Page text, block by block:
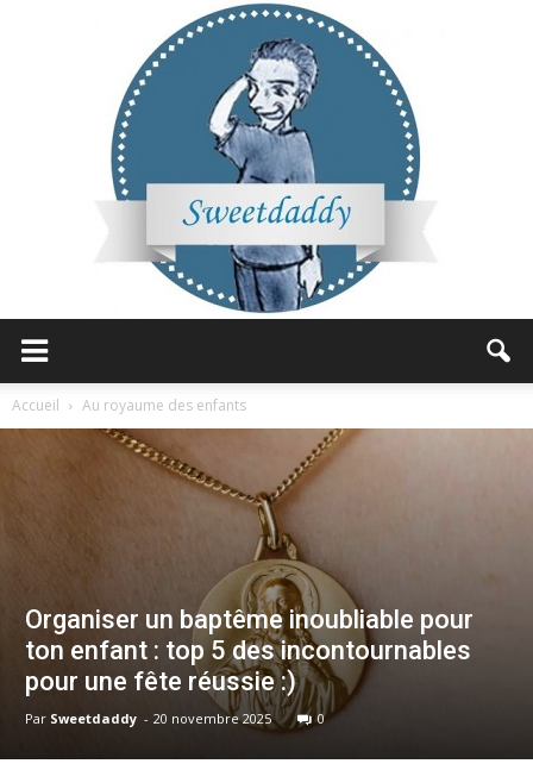
Accueil Au royaume des enfants
Organiser un baptême inoubliable pour
ton enfant : top 5 des incontournables
pour une fête réussie :)
Par Sweetdaddy - 20 novembre 2025 0